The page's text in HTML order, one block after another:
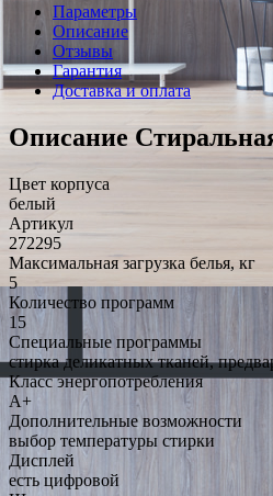
Параметры
Описание
Отзывы
Гарантия
Доставка и оплата
Описание
Цвет корпуса
белый
Артикул
272295
Максимальная загрузка белья, кг
5
Количество программ
15
Специальные программы
стирка деликатных тканей,
Класс энергопотребления
A+
Дополнительные возможности
выбор температуры стирки
Дисплей
есть цифровой